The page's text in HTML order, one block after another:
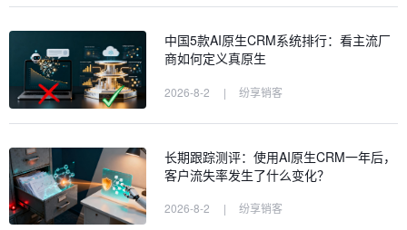
中国5款AI原生CRM系统排行：看主流厂
商如何定义真原生
2026-8-2 | 纷享销客
长期跟踪测评：使用AI原生CRM一年后，
客户流失率发生了什么变化？
2026-8-2 | 纷享销客